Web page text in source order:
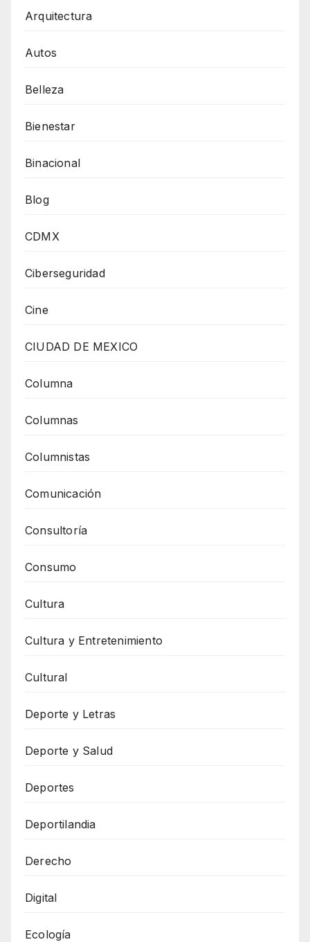
Arquitectura
Autos
Belleza
Bienestar
Binacional
Blog
CDMX
Ciberseguridad
Cine
CIUDAD DE MEXICO
Columna
Columnas
Columnistas
Comunicación
Consultoría
Consumo
Cultura
Cultura y Entretenimiento
Cultural
Deporte y Letras
Deporte y Salud
Deportes
Deportilandia
Derecho
Digital
Ecología